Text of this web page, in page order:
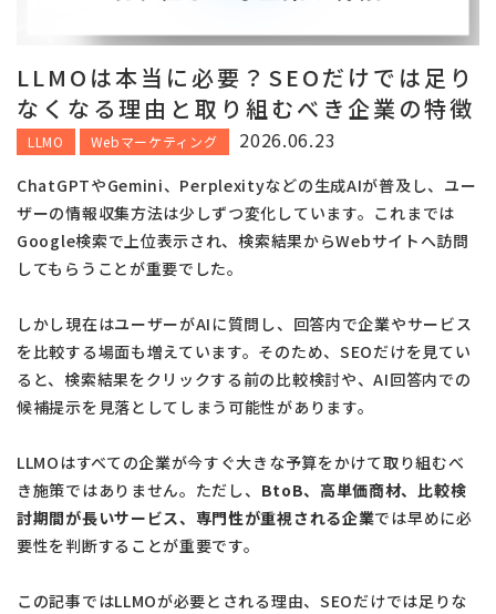
LLMOは本当に必要？SEOだけでは足り
なくなる理由と取り組むべき企業の特徴
LLMO Webマーケティング 2026.06.23
ChatGPTやGemini、Perplexityなどの生成AIが普及し、ユー
ザーの情報収集方法は少しずつ変化しています。これまでは
Google検索で上位表示され、検索結果からWebサイトへ訪問
してもらうことが重要でした。
しかし現在はユーザーがAIに質問し、回答内で企業やサービス
を比較する場面も増えています。そのため、SEOだけを見てい
ると、検索結果をクリックする前の比較検討や、AI回答内での
候補提示を見落としてしまう可能性があります。
LLMOはすべての企業が今すぐ大きな予算をかけて取り組むべ
き施策ではありません。ただし、 BtoB、高単価商材、比較検
討期間が長いサービス、専門性が重視される企業では早めに必
要性を判断することが重要です。
この記事ではLLMOが必要とされる理由、SEOだけでは足りな